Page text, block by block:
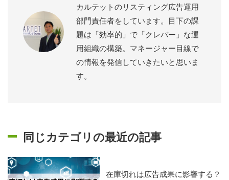
カルテットのリスティング広告運用
部門責任者をしています。目下の課
題は「効率的」で「クレバー」な運
用組織の構築。マネージャー目線で
の情報を発信していきたいと思いま
す。
同じカテゴリの最近の記事
在庫切れは広告成果に影響する？